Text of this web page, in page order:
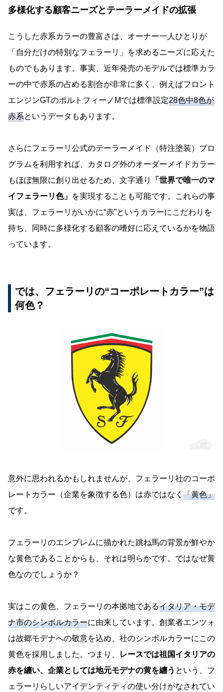
多様化する顧客ニーズとテーラーメイドの拡張
こうした赤系カラーの豊富さは、オーナー一人ひとりが
「自分だけの特別なフェラーリ」を求めるニーズに応えた
ものでもあります。事実、近年発売のモデルでは標準カラ
ーの中で赤系の占める割合が非常に多く、例えばフロント
エンジンGTのポルトフィーノMでは標準設定28色中8色が
赤系というデータもあります。
さらにフェラーリ公式のテーラーメイド（特注塗装）プロ
グラムを利用すれば、カタログ外のオーダーメイドカラー
もほぼ無限に創り出せるため、文字通り
「世界で唯一のマ
イフェラーリ色」 を実現することも可能です。これらの事
実は、フェラーリがいかに“赤”というカラーにこだわりを
持ち、同時に多様化する顧客の嗜好に応えているかを物語
っています。
では、フェラーリの“コーポレートカラー”は
何色？
意外に思われるかもしれませんが、フェラーリ社のコーポ
レートカラー（企業を象徴する色）は赤ではなく 「黄色」
です。
フェラーリのエンブレムに描かれた跳ね馬の背景が鮮やか
な黄色であることからも、それは明らかです。ではなぜ黄
色なのでしょうか？
実はこの黄色、フェラーリの本拠地であるイタリア・モデ
ナ市のシンボルカラーに由来しています。創業者エンツォ
は故郷モデナへの敬意を込め、社のシンボルカラーにこの
黄色を採用しました。つまり、
レースでは祖国イタリアの
赤を纏い、企業としては地元モデナの黄を纏う という、フ
ェラーリらしいアイデンティティの使い分けがなされてい